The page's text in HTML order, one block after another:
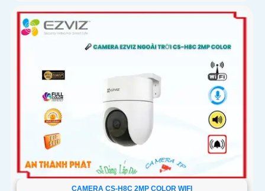
CAMERA CS-H8C 2MP COLOR WIFI